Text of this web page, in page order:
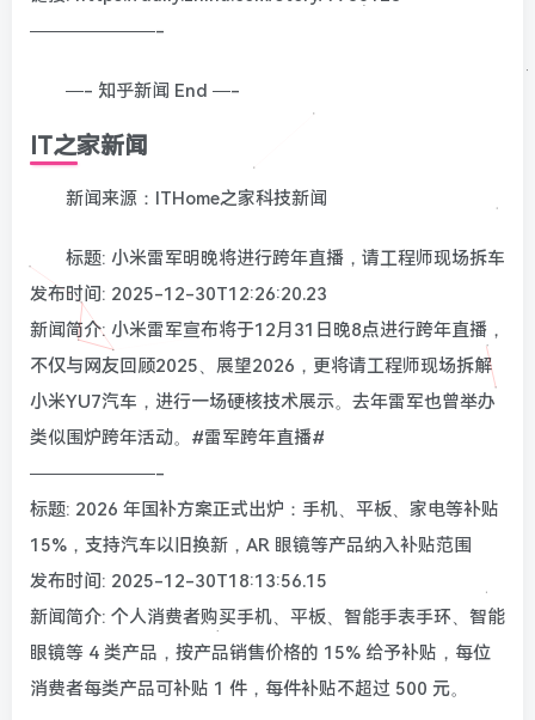
———————-
—- 知乎新闻 End —-
IT之家新闻
新闻来源：ITHome之家科技新闻
标题: 小米雷军明晚将进行跨年直播，请工程师现场拆车
发布时间: 2025-12-30T12:26:20.23
新闻简介: 小米雷军宣布将于12月31日晚8点进行跨年直播，
不仅与网友回顾2025、展望2026，更将请工程师现场拆解
小米YU7汽车，进行一场硬核技术展示。去年雷军也曾举办
类似围炉跨年活动。#雷军跨年直播#
———————-
标题: 2026 年国补方案正式出炉：手机、平板、家电等补贴
15%，支持汽车以旧换新，AR 眼镜等产品纳入补贴范围
发布时间: 2025-12-30T18:13:56.15
新闻简介: 个人消费者购买手机、平板、智能手表手环、智能
眼镜等 4 类产品，按产品销售价格的 15% 给予补贴，每位
消费者每类产品可补贴 1 件，每件补贴不超过 500 元。